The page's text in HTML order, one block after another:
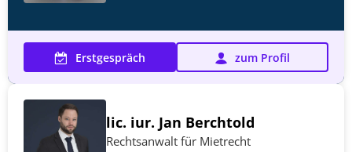
Erstgespräch zum Profil
lic. iur. Jan Berchtold
Rechtsanwalt für Mietrecht